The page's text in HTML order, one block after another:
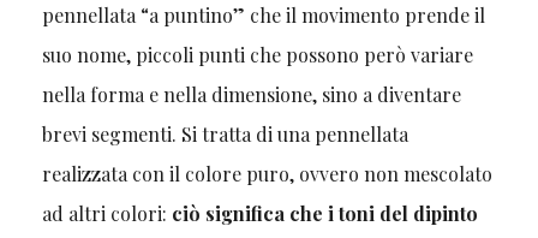
pennellata “a puntino” che il movimento prende il
suo nome, piccoli punti che possono però variare
nella forma e nella dimensione, sino a diventare
brevi segmenti. Si tratta di una pennellata
realizzata con il colore puro, ovvero non mescolato
ad altri colori: ciò significa che i toni del dipinto